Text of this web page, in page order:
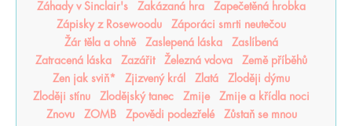
Záhady v Sinclair's
Zakázaná hra
Zapečetěná hrobka
Zápisky z Rosewoodu
Záporáci smrti neutečou
Žár těla a ohně
Zaslepená láska
Zaslíbená
Zatracená láska
Zazářit Železná vdova
Země příběhů
Zen jak sviň*
Zjizvený král Zlatá
Zloději dýmu
Zloději stínu
Zlodějský tanec Zmije
Zmije a křídla noci
Znovu
ZOMB Zpovědi podezřelé
Zůstaň se mnou